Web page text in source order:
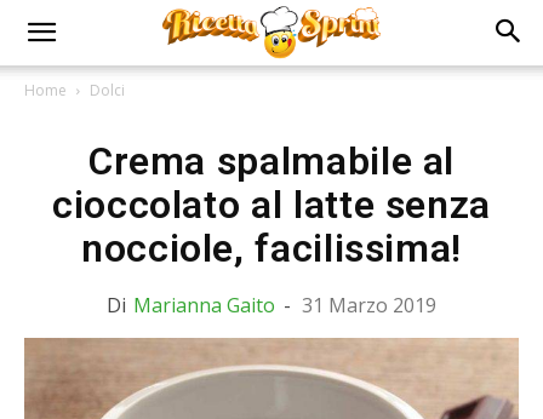
Home Dolci
Crema spalmabile al
cioccolato al latte senza
nocciole, facilissima!
Di Marianna Gaito - 31 Marzo 2019